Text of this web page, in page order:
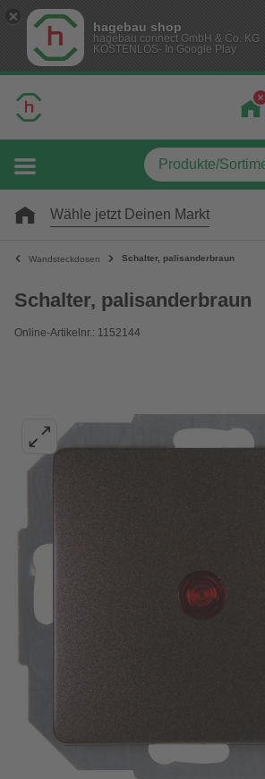
hagebau shop
hagebau connect GmbH & Co. KG
KOSTENLOS- In Google Play
Wähle jetzt Deinen Markt
Wandsteckdosen Schalter, palisanderbraun
Schalter, palisanderbraun
Online-Artikelnr.: 1152144